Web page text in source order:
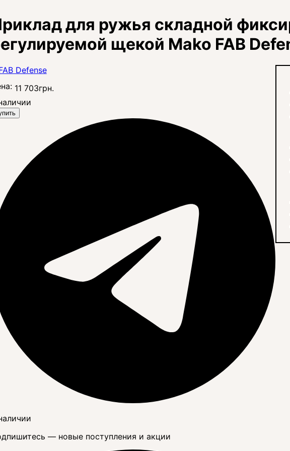
для ружья складной
щекой Mako FAB
11 703грн.
— новые поступления и акции